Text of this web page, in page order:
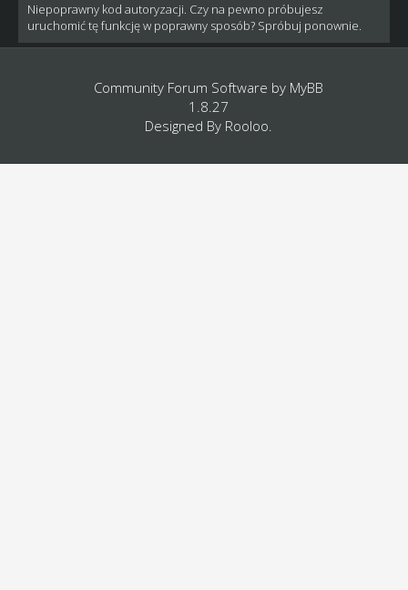
Niepoprawny kod autoryzacji. Czy na pewno próbujesz
uruchomić tę funkcję w poprawny sposób? Spróbuj ponownie.
Community Forum Software by MyBB
1.8.27
Designed By Rooloo.